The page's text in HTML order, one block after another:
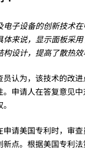
电子设备的创新技术
体来说，显示面板采
构设计，提高了散热效
员认为，该技术的改
。申请人在答复意见
申请美国专利时，审
新点。根据美国专利